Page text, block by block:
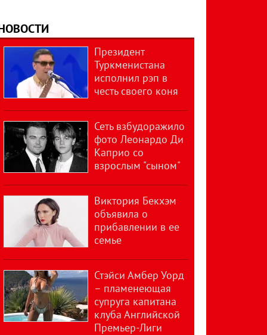
Президент
Туркменистана
исполнил рэп в
честь своего коня
Сеть взбудоражило
фото Леонардо Ди
Каприо со
взрослым "сыном"
Виктория Бекхэм
объявила о
прибавлении в ее
семье
Стэйси Амбер Уорд
– пламенеющая
супруга капитана
клуба Английской
Премьер-Лиги